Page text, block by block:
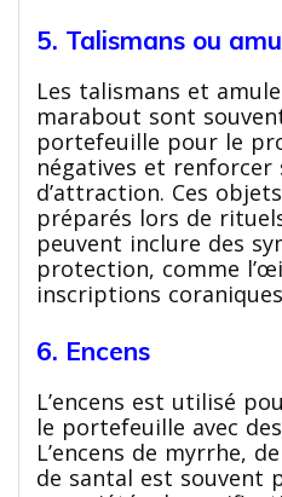
5. Talismans ou
Les talismans et
marabout sont
portefeuille pour le
négatives et renforcer
d’attraction. Ces
préparés lors de
peuvent inclure des
protection, comme
inscriptions
6. Encens
L’encens est utilisé
le portefeuille avec
L’encens de myrrhe,
de santal est souvent